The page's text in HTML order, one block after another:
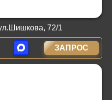
72/1
ЗАПРОС